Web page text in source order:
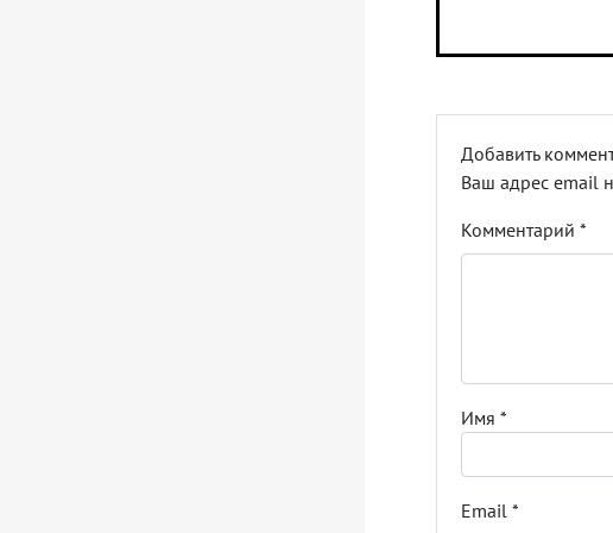
Добавить
Ваш адрес email
Комментарий *
Имя *
Email *